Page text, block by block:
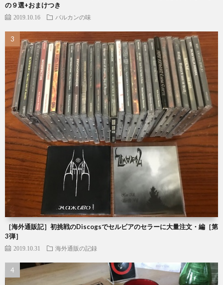
の９選+おまけつき
2019.10.16 バルカンの味
［海外通販記］初挑戦のDiscogsでセルビアのセラーに大量注文・編［第
3弾］
2019.10.31 海外通販の記録